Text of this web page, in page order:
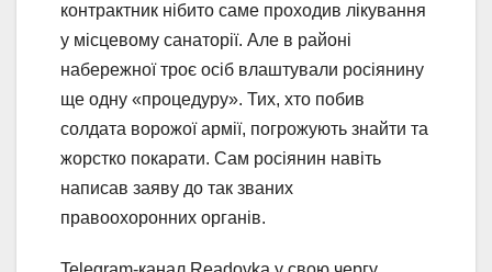
контрактник нібито саме проходив лікування
у місцевому санаторії. Але в районі
набережної троє осіб влаштували росіянину
ще одну «процедуру». Тих, хто побив
солдата ворожої армії, погрожують знайти та
жорстко покарати. Сам росіянин навіть
написав заяву до так званих
правоохоронних органів.